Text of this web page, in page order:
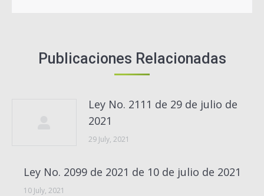
Publicaciones Relacionadas
Ley No. 2111 de 29 de julio de
2021
29 July, 2021
Ley No. 2099 de 2021 de 10 de julio de 2021
10 July, 2021